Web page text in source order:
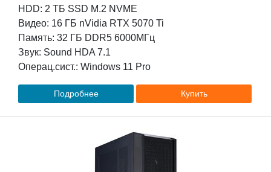
HDD: 2 TБ SSD M.2 NVME
Видео: 16 ГБ nVidia RTX 5070 Ti
Память: 32 ГБ DDR5 6000МГц
Звук: Sound HDA 7.1
Операц.сист.: Windows 11 Pro
Подробнее Купить